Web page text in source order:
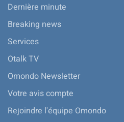
Dernière minute
Breaking news
Services
Otalk TV
Omondo Newsletter
Votre avis compte
Rejoindre l'équipe Omondo